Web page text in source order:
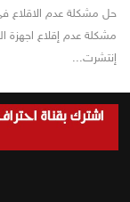
حل مشكلة عدم الاقلاع
إنتشرت...